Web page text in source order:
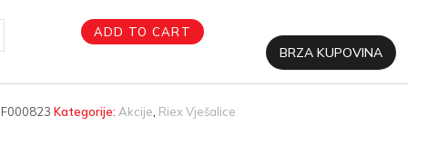
ADD TO CART
BRZA KUPOVINA
F000823 Kategorije: Akcije Riex Vješalice